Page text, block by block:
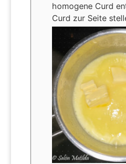
homogene Curd
Curd zur Seite